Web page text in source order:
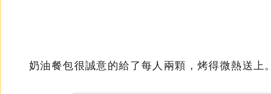
奶油餐包很誠意的給了每人兩顆，烤得微熱送上。